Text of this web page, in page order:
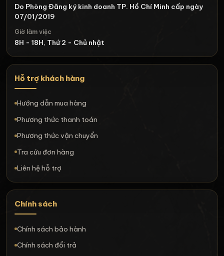
Do Phòng Đăng ký kinh doanh TP. Hồ Chí Minh cấp ngày
07/01/2019
Giờ làm việc
8H - 18H, Thứ 2 - Chủ nhật
Hỗ trợ khách hàng
Hướng dẫn mua hàng
Phương thức thanh toán
Phương thức vận chuyển
Tra cứu đơn hàng
Liên hệ hỗ trợ
Chính sách
Chính sách bảo hành
Chính sách đổi trả